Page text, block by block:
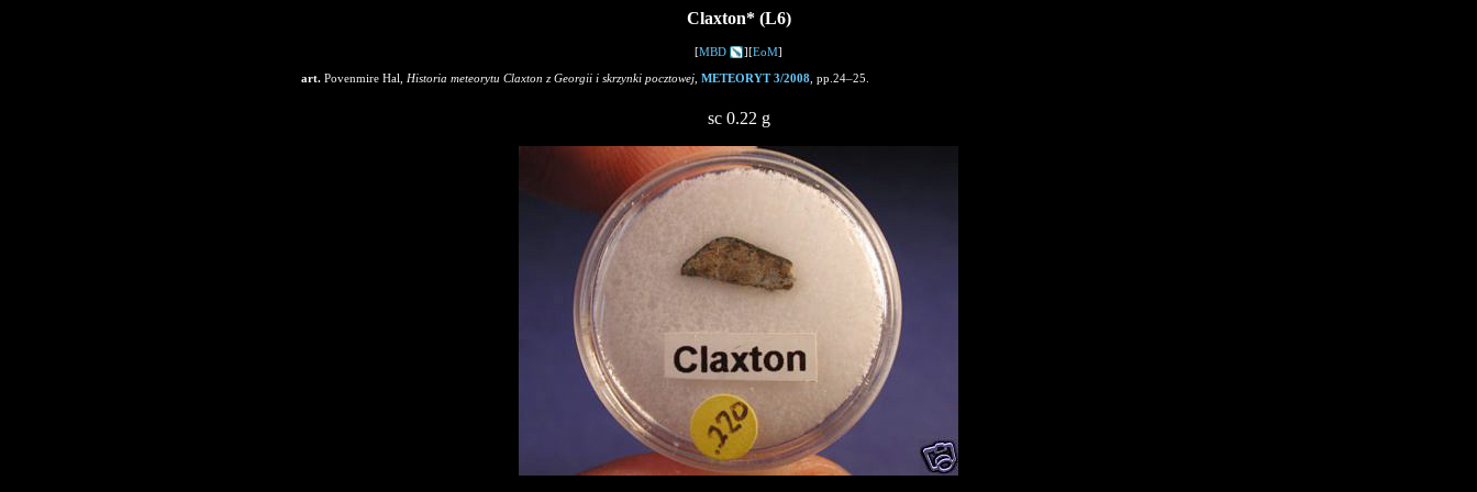
Claxton* (L6)
[MBD ][EoM]
art. Povenmire Hal, Historia meteorytu Claxton z Georgii i skrzynki pocztowej METEORYT 3/2008 , pp.24–25.
sc 0.22 g